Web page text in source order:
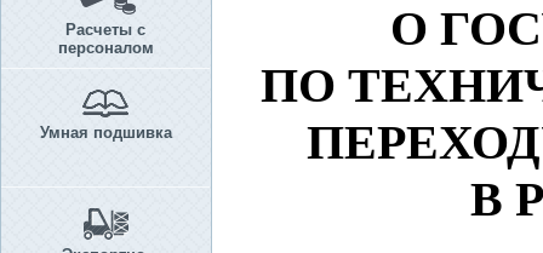
Расчеты с
персоналом
Умная подшивка
О
ПО
В